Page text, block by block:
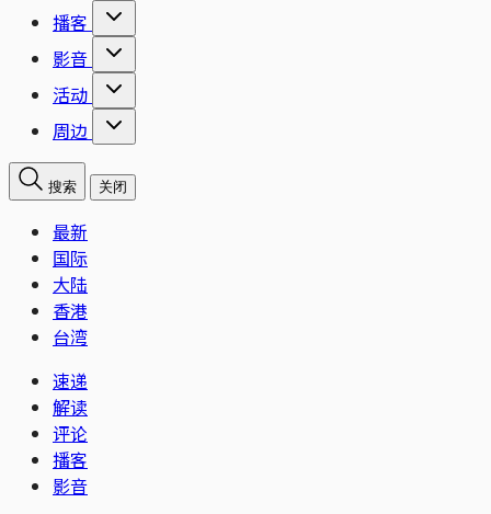
播客
影音
活动
周边
搜索 关闭
最新
国际
大陆
香港
台湾
速递
解读
评论
播客
影音